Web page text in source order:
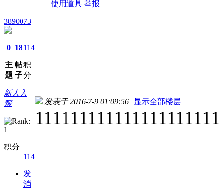
使用道具 举报
3890073
0
主
题
18
帖
子
114
积
分
新人入
帮
积分
114
发
消
发表于 2016-7-9 01:09:56 | 显示全部楼层